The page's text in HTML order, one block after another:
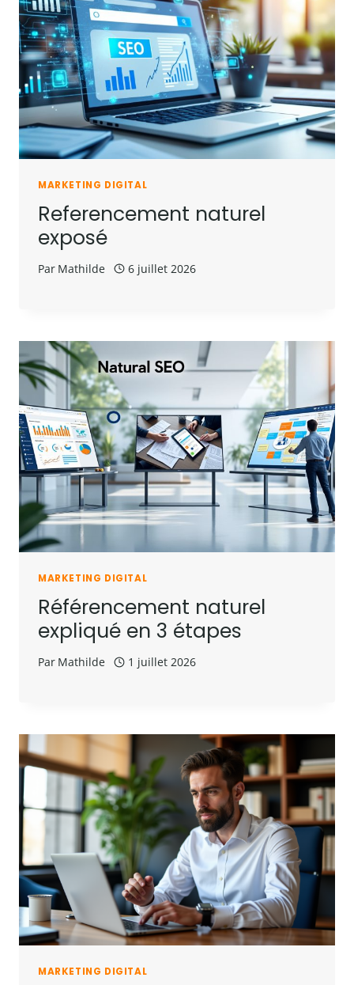
MARKETING DIGITAL
Referencement naturel
exposé
Par Mathilde 6 juillet 2026
MARKETING DIGITAL
Référencement naturel
expliqué en 3 étapes
Par Mathilde 1 juillet 2026
MARKETING DIGITAL